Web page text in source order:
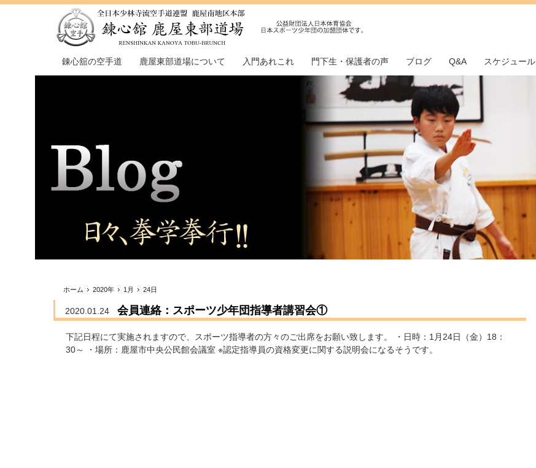
錬心舘の空手道 鹿屋東部道場について 入門あれこれ 門下生・保護者の声 ブログ Q&A スケジュール
ホーム 2020年 1月 24日
2020.01.24 会員連絡：スポーツ少年団指導者講習会①
下記日程にて実施されますので、スポーツ指導者の方々のご出席をお願い致します。 ・日時：1月24日（金）18：
30～ ・場所：鹿屋市中央公民館会議室 ※認定指導員の資格変更に関する説明会になるそうです。